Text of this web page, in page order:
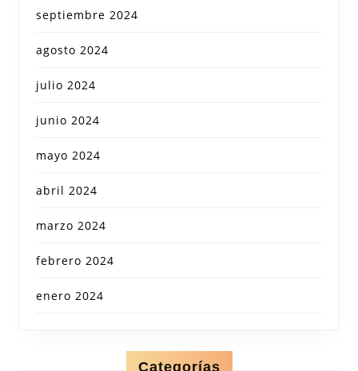
septiembre 2024
agosto 2024
julio 2024
junio 2024
mayo 2024
abril 2024
marzo 2024
febrero 2024
enero 2024
Categorías